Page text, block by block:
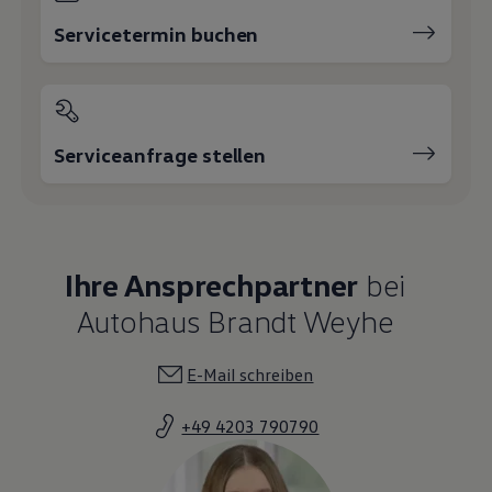
Servicetermin buchen
Serviceanfrage stellen
Ihre Ansprechpartner bei
Autohaus Brandt Weyhe
E-Mail schreiben
+49 4203 790790